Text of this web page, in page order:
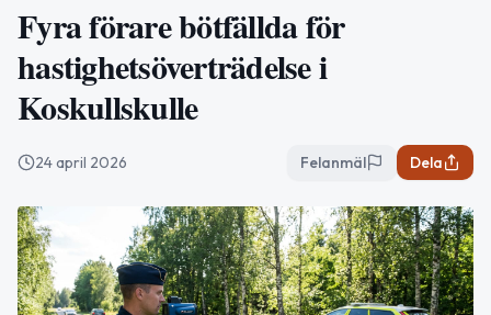
Fyra förare bötfällda för
hastighetsöverträdelse i
Koskullskulle
24 april 2026 Felanmäl Dela